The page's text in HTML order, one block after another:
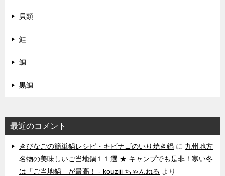
貝類
鮭
鯛
黒鯛
最近のコメント
きびなごの簡単鍋レシピ・キビナゴのいり焼き鍋 に 九州地方
名物の美味しいご当地鍋１１選 ★ キャンプでも是非！寒い冬
は「ご当地鍋」が最高！ - kouziii ちゃんねる より